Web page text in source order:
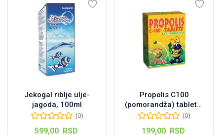
Jekogal riblje ulje-
jagoda, 100ml
(0)
599,00 RSD
Propolis C100
(pomorandža) tablete,
24kom
(0)
199,00 RSD